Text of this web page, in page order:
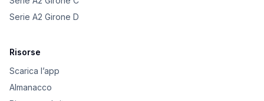
Serie A2 Girone D
Risorse
Scarica l’app
Almanacco